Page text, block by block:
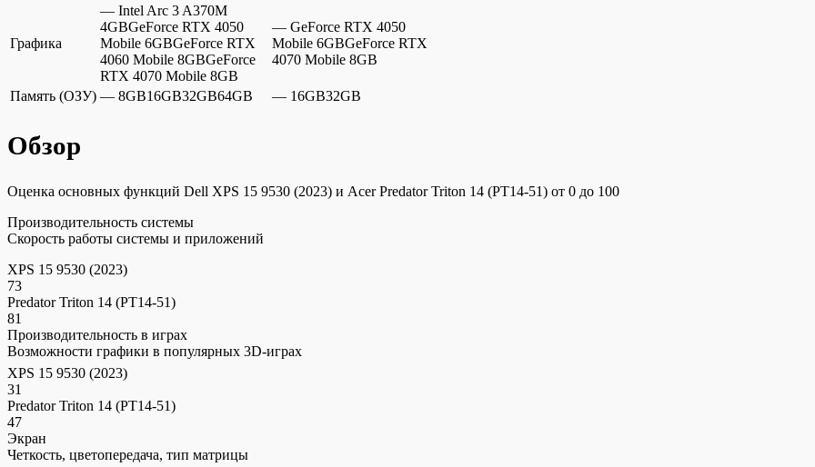
Графика
— Intel Arc 3 A370M
4GBGeForce RTX 4050
Mobile 6GBGeForce RTX
4060 Mobile 8GBGeForce
RTX 4070 Mobile 8GB
— GeForce RTX 4050
Mobile 6GBGeForce RTX
4070 Mobile 8GB
Память (ОЗУ) — 8GB16GB32GB64GB — 16GB32GB
Обзор
Оценка основных функций Dell XPS 15 9530 (2023) и Acer Predator Triton 14 (PT14-51) от 0 до 100
Производительность системы
Скорость работы системы и приложений
XPS 15 9530 (2023)
73
Predator Triton 14 (PT14-51)
81
Производительность в играх
Возможности графики в популярных 3D-играх
XPS 15 9530 (2023)
31
Predator Triton 14 (PT14-51)
47
Экран
Четкость, цветопередача, тип матрицы